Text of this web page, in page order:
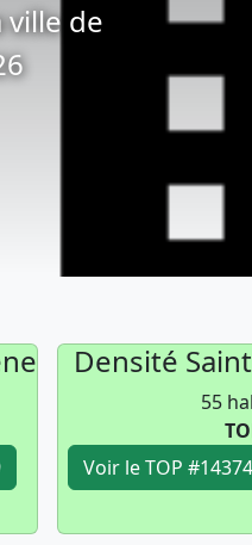
ville de
Densité
55
Voir le TOP #14374